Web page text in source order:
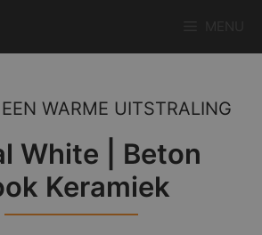
WARME UITSTRALING
White | Beton
Keramiek